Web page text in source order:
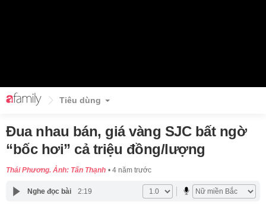
Tiêu dùng
Đua nhau bán, giá vàng SJC bất ngờ
“bốc hơi” cả triệu đồng/lượng
Thái Phương. Ảnh: Tấn Thạnh 4 năm trước
Nghe đọc bài 2:19